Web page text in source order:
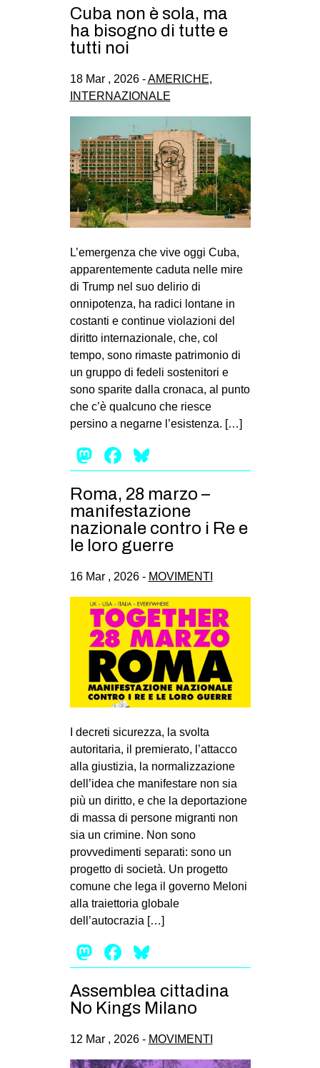
Cuba non è sola, ma
ha bisogno di tutte e
tutti noi
18 Mar , 2026 -AMERICHE,
INTERNAZIONALE
L’emergenza che vive oggi Cuba,
apparentemente caduta nelle mire
di Trump nel suo delirio di
onnipotenza, ha radici lontane in
costanti e continue violazioni del
diritto internazionale, che, col
tempo, sono rimaste patrimonio di
un gruppo di fedeli sostenitori e
sono sparite dalla cronaca, al punto
che c’è qualcuno che riesce
persino a negarne l’esistenza. […]
Mastodon
Facebook
Roma, 28 marzo –
manifestazione
nazionale contro i Re e
le loro guerre
16 Mar , 2026 - MOVIMENTI
I decreti sicurezza, la svolta
autoritaria, il premierato, l’attacco
alla giustizia, la normalizzazione
dell’idea che manifestare non sia
più un diritto, e che la deportazione
di massa di persone migranti non
sia un crimine. Non sono
provvedimenti separati: sono un
progetto di società. Un progetto
comune che lega il governo Meloni
alla traiettoria globale
dell’autocrazia […]
Mastodon
Facebook
Assemblea cittadina
No Kings Milano
12 Mar , 2026 - MOVIMENTI